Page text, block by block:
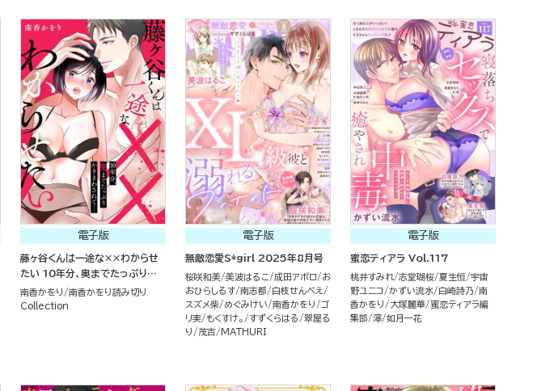
電子版
藤ヶ谷くんは一途な××わからせ
たい 10年分、奥までたっぷりか
きまわされて…（単話版）
南香かをり
南香かをり読み切り
Collection
電子版
無敵恋愛S*girl 2025年8月号
桜咲和美 美波はるこ 成田アポロ
お
おひらしるす 南志都
白枝せんべえ
スズメ柴
めぐみけい 南香かをり
ゴ
リ実 もくすけ。 すずくらはる
翠屋る
り
茂吉 MATHURI
電子版
蜜恋ティアラ Vol.117
桃井すみれ 志堂瑚桜 夏生恒
宇宙
野ユニコ
かずい流水 白崎詩乃
南
香かをり
大塚麗華
蜜恋ティアラ編
集部
濘 如月一花